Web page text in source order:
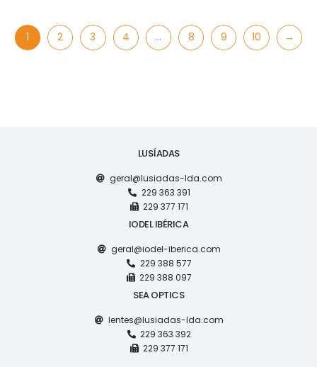
1 2 3 4 … 8 9 10 →
LUSÍADAS
geral@lusiadas-lda.com
229 363 391
229 377 171
IODEL IBÉRICA
geral@iodel-iberica.com
229 388 577
229 388 097
SEA OPTICS
lentes@lusiadas-lda.com
229 363 392
229 377 171